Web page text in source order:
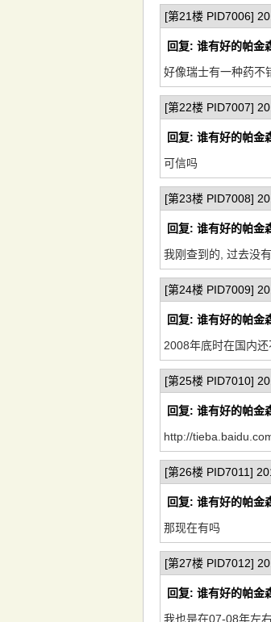
[第21楼 PID7006]
回复: 谁有好的帕金
好像瑞士有一种药不
[第22楼 PID7007]
回复: 谁有好的帕金
可信吗
[第23楼 PID7008]
回复: 谁有好的帕金
我刚查到的, 过去没
[第24楼 PID7009]
回复: 谁有好的帕金
2008年底时在国内
[第25楼 PID7010]
回复: 谁有好的帕金
http://
[第26楼 PID7011]
回复: 谁有好的帕金
那现在有吗
[第27楼 PID7012]
回复: 谁有好的帕金
我也是在07-08年左